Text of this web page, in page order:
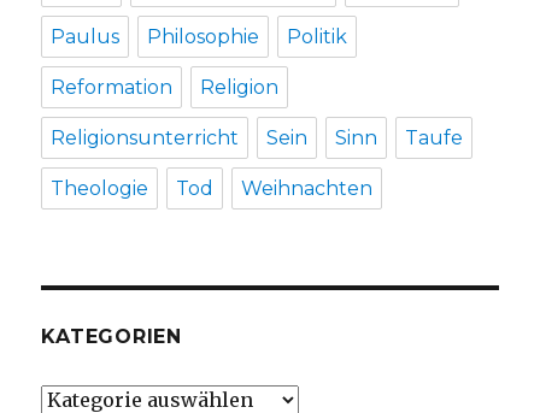
Paulus Philosophie Politik
Reformation Religion
Religionsunterricht Sein Sinn Taufe
Theologie Tod Weihnachten
KATEGORIEN
Kategorien